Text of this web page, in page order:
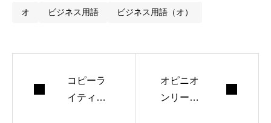
オ ビジネス用語 ビジネス用語（オ）
コピーラ
イティン
オピニオ
ンリーダ